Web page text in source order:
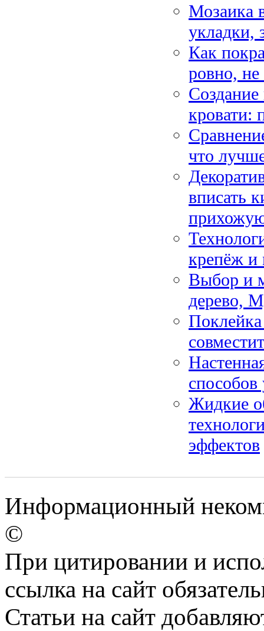
Мозаика
укладки,
Как
ровно, не
кровати:
что
вписать
крепёж и
Выбор и
дерево,
Поклейка
Жидкие
эффектов
Информационный
©
При цитировании и
ссылка на сайт
Статьи на сайт